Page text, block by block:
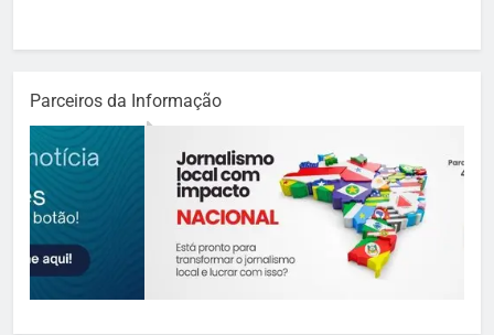
Parceiros da Informação